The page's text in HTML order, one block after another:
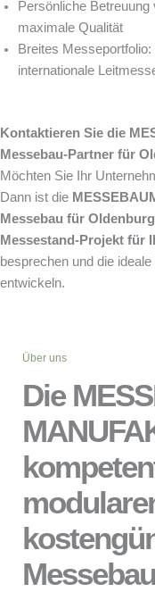
Persönliche
maximale Qualität
Breites
internationale
Kontaktieren Sie die
Messebau-Partner für
Möchten Sie Ihr
Dann ist die
Messebau für Oldenburg
Messestand-Projekt für
besprechen und die
entwickeln.
Über uns
Die